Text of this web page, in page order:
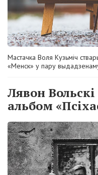
Мастачка Воля Кузьміч
«Менск» у пару
Лявон
альбом